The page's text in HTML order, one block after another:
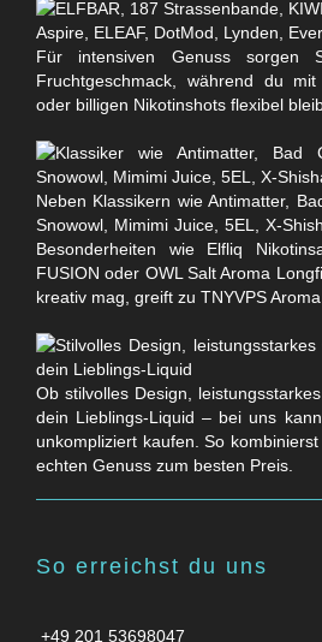
Für intensiven Genuss sorgen
Fruchtgeschmack, während du
oder billigen Nikotinshots flexibel
Neben Klassikern wie Antimatter,
Snowowl, Mimimi Juice, 5EL, X-
Besonderheiten wie Elfliq
FUSION oder OWL Salt Aroma
kreativ mag, greift zu TNYVPS Aroma
Ob stilvolles Design,
dein Lieblings-Liquid – bei uns
unkompliziert kaufen. So
echten Genuss zum besten Preis.
So erreichst du uns
+49 201 53698047